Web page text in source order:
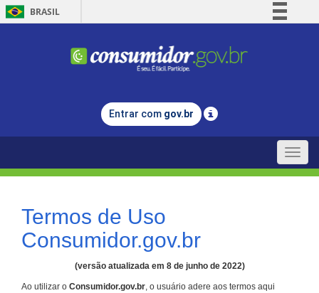
BRASIL
Comunica BR
Legislação
Entrar com gov.br
Toggle
Termos de Uso
Consumidor.gov.br
(versão atualizada em 8 de junho de 2022)
Ao utilizar o Consumidor.gov.br, o usuário adere aos termos aqui